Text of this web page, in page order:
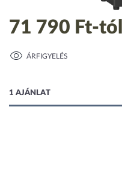
71 790 Ft-tól
ÁRFIGYELÉS
1 AJÁNLAT